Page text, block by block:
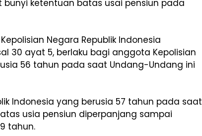
bunyi ketentuan batas usai pensiun pada
Negara Republik Indonesia
30 ayat 5, berlaku bagi anggota Kepolisian
56 tahun pada saat Undang-Undang ini
Indonesia yang berusia 57 tahun pada saat
usia pensiun diperpanjang sampai
tahun.